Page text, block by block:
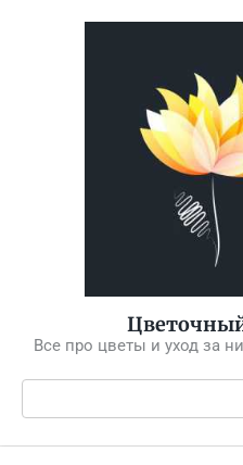
Все про цветы и уход за
Поиск: